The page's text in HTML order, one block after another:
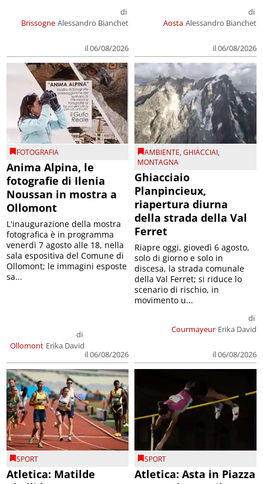
Brissogne
di
Alessandro Bianchet
il 06/08/2026
Aosta
di
Alessandro Bianchet
il 06/08/2026
FOTOGRAFIA
Anima Alpina, le
fotografie di Ilenia
Noussan in mostra a
Ollomont
Ollomont
di
Erika David
il 06/08/2026
L'inaugurazione della mostra
fotografica è in programma
venerdì 7 agosto alle 18, nella
sala espositiva del Comune di
Ollomont; le immagini esposte
sa...
AMBIENTE,GHIACCIAI,
MONTAGNA
Ghiacciaio
Planpincieux,
riapertura diurna
della strada della Val
Ferret
Courmayeur
di
Erika David
il 06/08/2026
Riapre oggi, giovedì 6 agosto,
solo di giorno e solo in
discesa, la strada comunale
della Val Ferret; si riduce lo
scenario di rischio, in
movimento u...
SPORT
Atletica: Matilde
SPORT
Atletica: Asta in Piazza